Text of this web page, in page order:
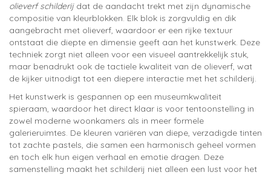
olieverf schilderijdat de aandacht trekt met zijn dynamische
compositie van kleurblokken. Elk blok is zorgvuldig en dik
aangebracht met olieverf, waardoor er een rijke textuur
ontstaat die diepte en dimensie geeft aan het kunstwerk. Deze
techniek zorgt niet alleen voor een visueel aantrekkelijk stuk,
maar benadrukt ook de tactiele kwaliteit van de olieverf, wat
de kijker uitnodigt tot een diepere interactie met het schilderij.
Het kunstwerk is gespannen op een museumkwaliteit
spieraam, waardoor het direct klaar is voor tentoonstelling in
zowel moderne woonkamers als in meer formele
galerieruimtes. De kleuren variëren van diepe, verzadigde tinten
tot zachte pastels, die samen een harmonisch geheel vormen
en toch elk hun eigen verhaal en emotie dragen. Deze
samenstelling maakt het schilderij niet alleen een lust voor het